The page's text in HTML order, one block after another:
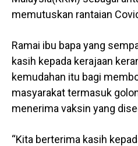
memutuskan rantaian
Ramai ibu bapa yang
kasih kepada kerajaan
kemudahan itu bagi
masyarakat termasuk
menerima vaksin yang
“Kita berterima kasih